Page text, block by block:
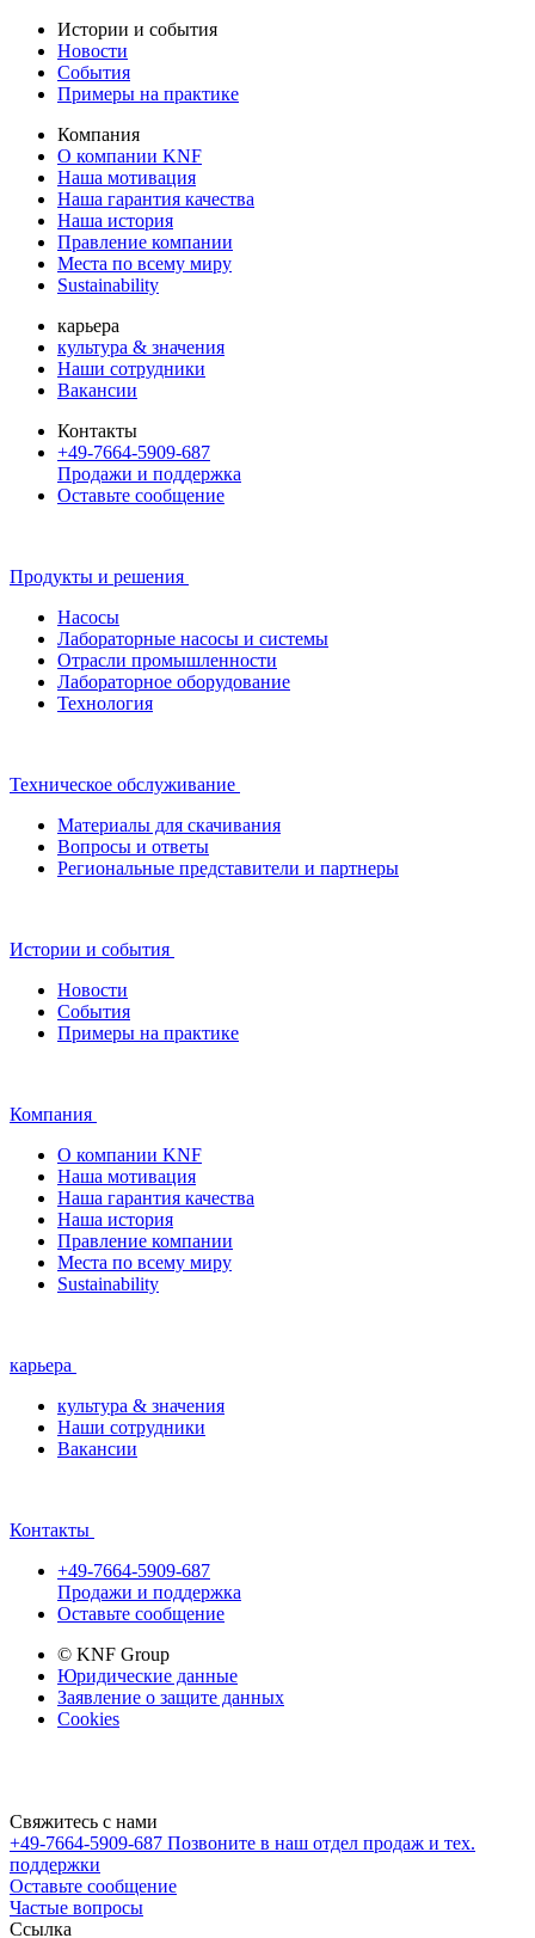
Истории и события
Новости
События
Примеры на практике
Компания
О компании KNF
Наша мотивация
Наша гарантия качества
Наша история
Правление компании
Места по всему миру
Sustainability
карьера
культура & значения
Наши сотрудники
Вакансии
Контакты
+49-7664-5909-687
Продажи и поддержка
Оставьте сообщение
Продукты и решения
Насосы
Лабораторные насосы и системы
Отрасли промышленности
Лабораторное оборудование
Технология
Техническое обслуживание
Материалы для скачивания
Вопросы и ответы
Региональные представители и партнеры
Истории и события
Новости
События
Примеры на практике
Компания
О компании KNF
Наша мотивация
Наша гарантия качества
Наша история
Правление компании
Места по всему миру
Sustainability
карьера
культура & значения
Наши сотрудники
Вакансии
Контакты
+49-7664-5909-687
Продажи и поддержка
Оставьте сообщение
© KNF Group
Юридические данные
Заявление о защите данных
Cookies
Свяжитесь с нами
+49-7664-5909-687 Позвоните в наш отдел продаж и тех.
поддержки
Оставьте сообщение
Частые вопросы
Cсылка